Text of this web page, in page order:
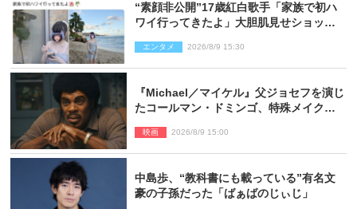
“素顔非公開”17歳紅白歌手「家族で初ハ
ワイ行ってきたよ」大胆肌見せショット
エンタメ 2026/8/9 15:30
『Michael／マイケル』父ジョセフを演じ
たコールマン・ドミンゴ、特殊メイクに2
映画 2026/8/9 15:00
中島歩、“教科書にも載っている”有名文
豪の子孫だった「ばぁばのじぃじ」